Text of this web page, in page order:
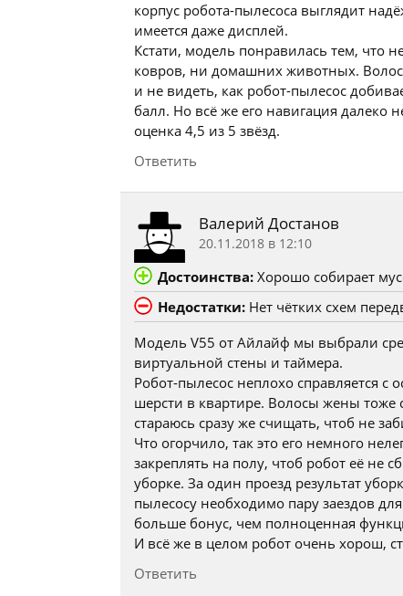
корпус робота-пылесоса выглядит
имеется даже дисплей.
Кстати, модель понравилась тем, что
ковров, ни домашних животных.
и не видеть, как робот-пылесос
балл. Но всё же его навигация далеко
оценка 4,5 из 5 звёзд.
Ответить
Валерий Достанов
20.11.2018 в 12:10
Достоинства:Хорошо собирает
Недостатки: Нет чётких схем
Модель V55 от Айлайф мы выбрали
виртуальной стены и таймера.
Робот-пылесос неплохо справляется
шерсти в квартире. Волосы жены тоже
стараюсь сразу же счищать, чтоб не
Что огорчило, так это его немного
закреплять на полу, чтоб робот её не
уборке. За один проезд результат
пылесосу необходимо пару заездов
больше бонус, чем полноценная
И всё же в целом робот очень хорош,
Ответить